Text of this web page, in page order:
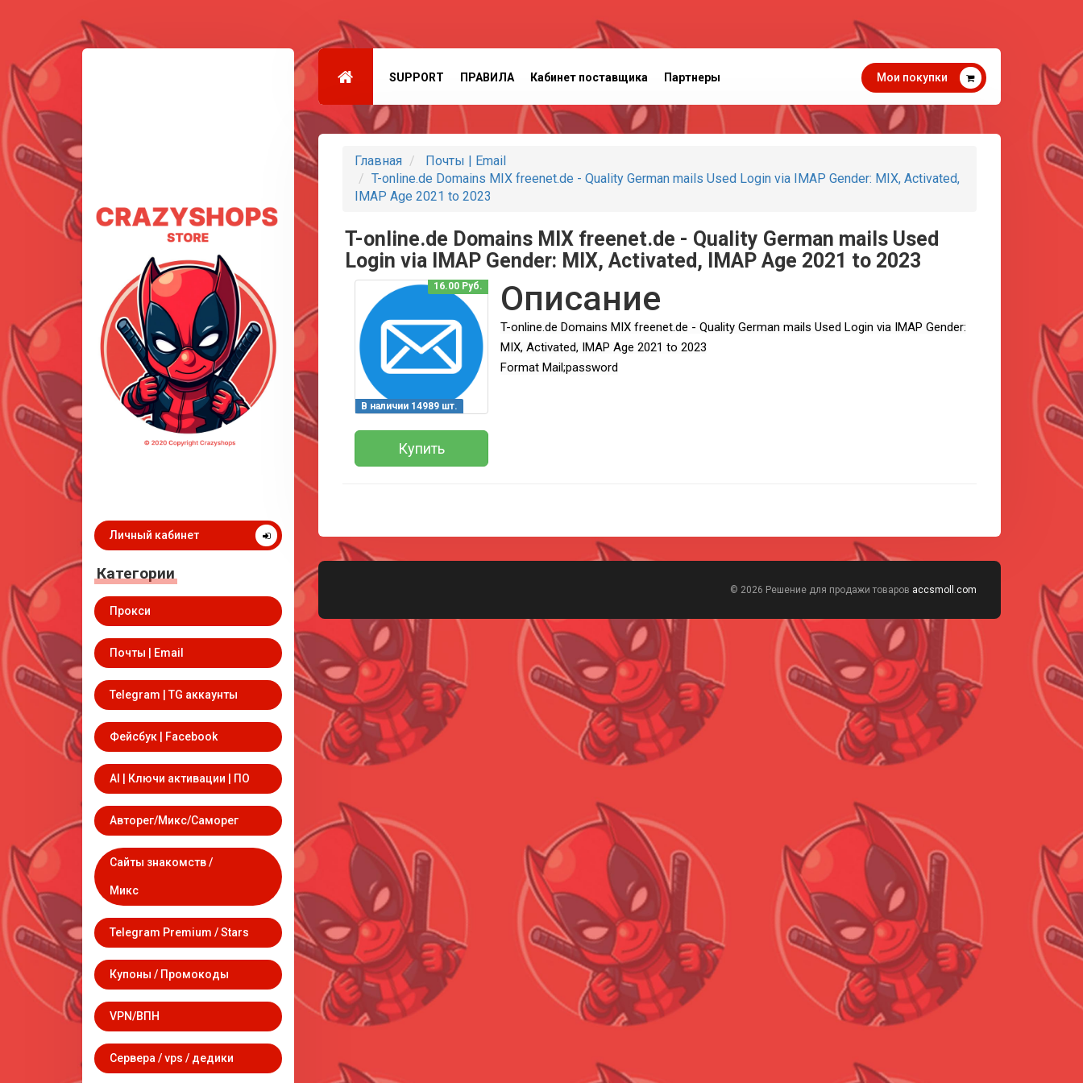
Личный кабинет
Категории
Прокси
Почты | Email
Telegram | TG аккаунты
Фейсбук | Facebook
AI | Ключи активации | ПО
Авторег/Микс/Саморег
Сайты знакомств /
Микс
Telegram Premium / Stars
Купоны / Промокоды
VPN/ВПН
Сервера / vps / дедики
SUPPORT ПРАВИЛА Кабинет поставщика Партнеры Мои покупки
Главная
Почты | Email
T-online.de Domains MIX freenet.de - Quality German mails Used Login via IMAP Gender: MIX, Activated,
IMAP Age 2021 to 2023
T-online.de Domains MIX freenet.de - Quality German mails Used
Login via IMAP Gender: MIX, Activated, IMAP Age 2021 to 2023
В наличии 14989 шт.
16.00 Руб.
Купить
Описание
T-online.de Domains MIX freenet.de - Quality German mails Used Login via IMAP Gender:
MIX, Activated, IMAP Age 2021 to 2023
Format Mail;password
© 2026 Решение для продажи товаров accsmoll.com